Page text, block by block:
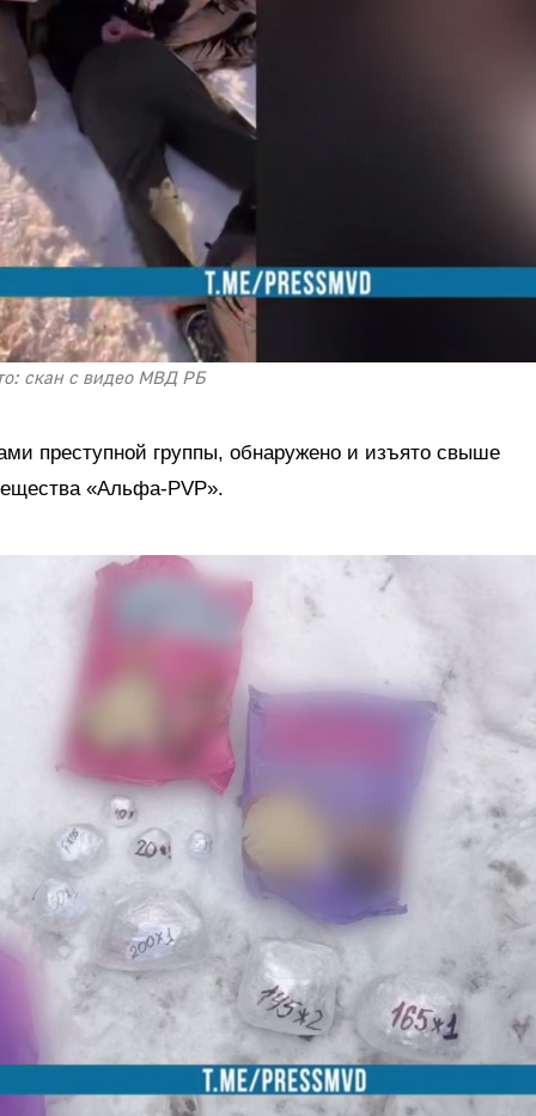
скан с видео МВД РБ
преступной группы, обнаружено и изъято свыше
«Альфа-PVP».